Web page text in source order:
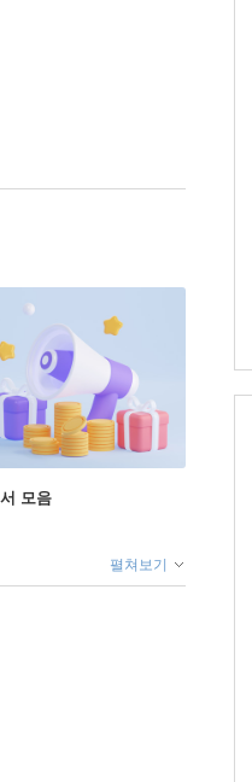
모음
펼쳐보기